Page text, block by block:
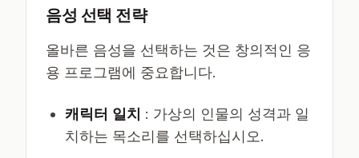
음성 선택 전략
올바른 음성을 선택하는 것은 창의적인 응
용 프로그램에 중요합니다.
캐릭터 일치 : 가상의 인물의 성격과 일
치하는 목소리를 선택하십시오.